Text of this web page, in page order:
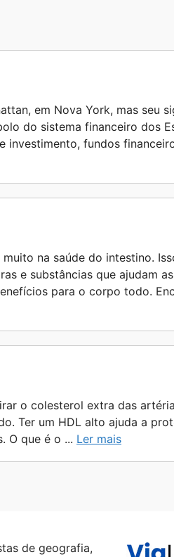
em Nova York, mas seu
do sistema financeiro dos
investimento, fundos
na saúde do intestino.
e substâncias que ajudam
para o corpo todo.
o colesterol extra das
Ter um HDL alto ajuda a
O que é o ... Ler mais
de geografia,